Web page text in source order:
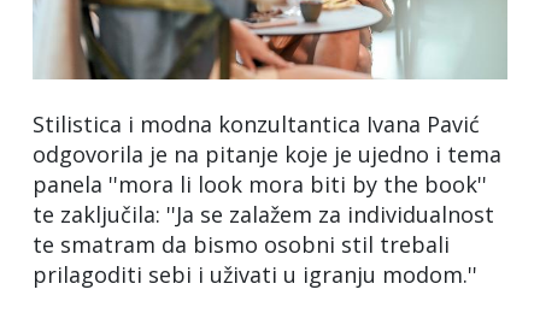
Stilistica i modna konzultantica Ivana Pavić
odgovorila je na pitanje koje je ujedno i tema
panela ''mora li look mora biti by the book''
te zaključila: ''Ja se zalažem za individualnost
te smatram da bismo osobni stil trebali
prilagoditi sebi i uživati u igranju modom.''